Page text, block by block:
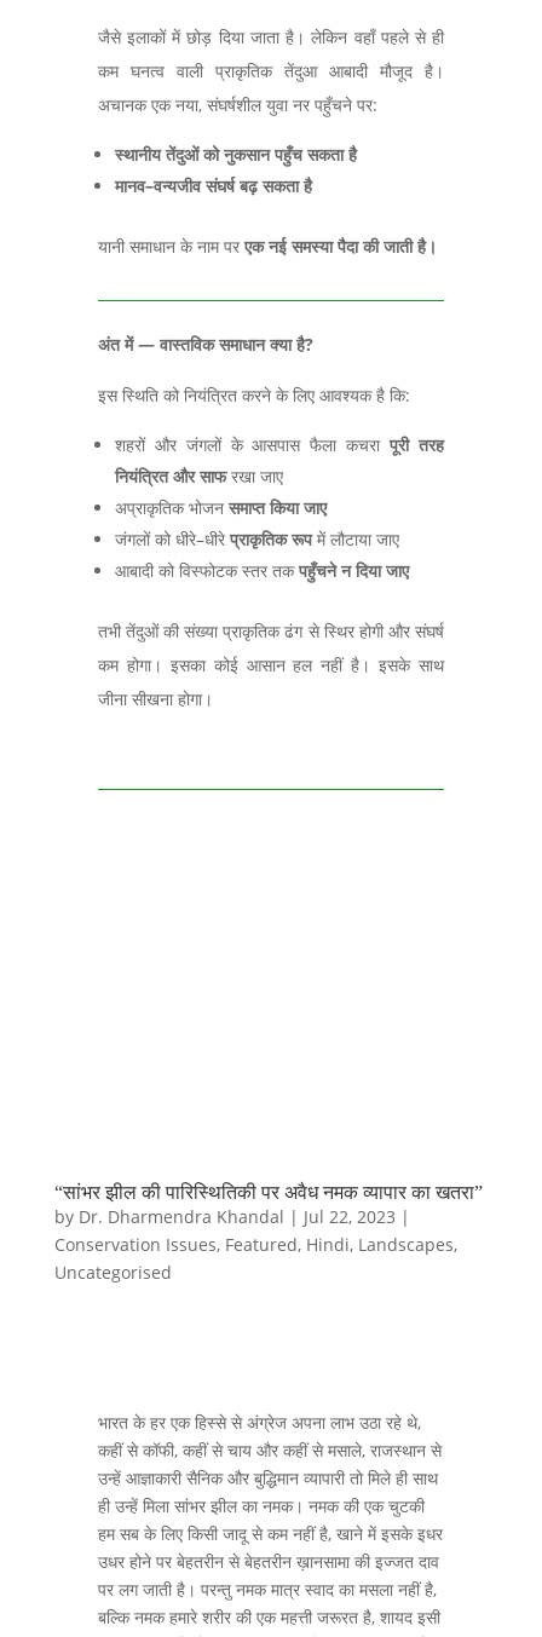
जैसे इलाकों में छोड़ दिया जाता है।लेकिन वहाँ पहले से ही
कम घनत्व वाली प्राकृतिक तेंदुआ आबादी मौजूद है।
अचानक एक नया, संघर्षशील युवा नर पहुँचने पर:
स्थानीय तेंदुओं को नुकसान पहुँच सकता है
मानव–वन्यजीव संघर्ष बढ़ सकता है
यानी समाधान के नाम पर एक नई समस्या पैदा की जाती है।
अंत में— वास्तविक समाधान क्या है?
इस स्थिति को नियंत्रित करने के लिए आवश्यक है कि:
शहरों और जंगलों के आसपास फैला कचरापूरी तरह
नियंत्रित और साफरखा जाए
अप्राकृतिक भोजन समाप्त किया जाए
जंगलों को धीरे–धीरे प्राकृतिक रूपमें लौटाया जाए
आबादी को विस्फोटक स्तर तकपहुँचने न दिया जाए
तभी तेंदुओं की संख्या प्राकृतिक ढंग से स्थिर होगी और संघर्ष
कम होगा। इसका कोई आसान हल नहीं है। इसके साथ
जीना सीखना होगा।
“सांभर झील की पारिस्थितिकी पर अवैध नमक व्यापार का खतरा”
by Dr. Dharmendra Khandal | Jul 22, 2023 |
Conservation Issues, Featured, Hindi, Landscapes,
Uncategorised
भारत के हर एक हिस्से से अंग्रेज अपना लाभ उठा रहे थे,
कहीं से कॉफी, कहीं से चाय और कहीं से मसाले, राजस्थान से
उन्हें आज्ञाकारी सैनिक और बुद्धिमान व्यापारी तो मिले ही साथ
ही उन्हें मिला सांभर झील का नमक। नमक की एक चुटकी
हम सब के लिए किसी जादू से कम नहीं है, खाने में इसके इधर
उधर होने पर बेहतरीन से बेहतरीन ख़ानसामा की इज्जत दाव
पर लग जाती है। परन्तु नमक मात्र स्वाद का मसला नहीं है,
बल्कि नमक हमारे शरीर की एक महत्ती जरूरत है, शायद इसी